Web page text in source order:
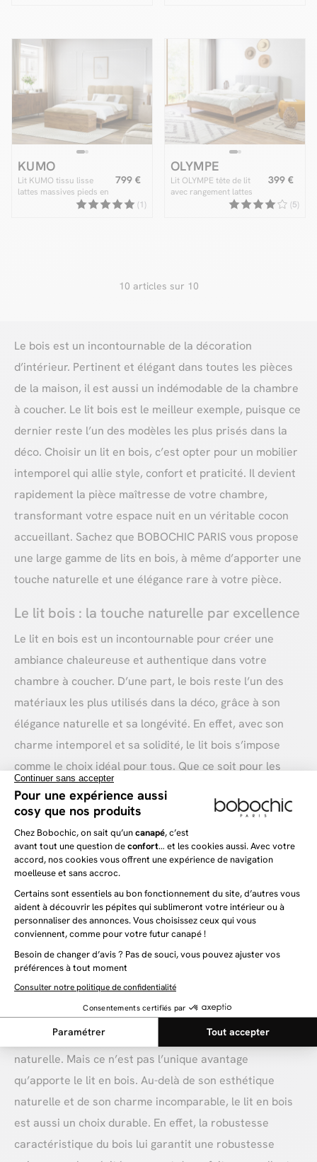
KUMO
Lit KUMO tissu lisse
lattes massives pieds en
bois naturel + Bout de lit
799 €
(1)
OLYMPE
Lit OLYMPE tête de lit
avec rangement lattes
massives et pieds en bois
399 €
(5)
10 articles sur 10
Le bois est un incontournable de la décoration
d’intérieur. Pertinent et élégant dans toutes les pièces
de la maison, il est aussi un indémodable de la chambre
à coucher. Le lit bois est le meilleur exemple, puisque ce
dernier reste l’un des modèles les plus prisés dans la
déco. Choisir un lit en bois, c’est opter pour un mobilier
intemporel qui allie style, confort et praticité. Il devient
rapidement la pièce maîtresse de votre chambre,
transformant votre espace nuit en un véritable cocon
accueillant. Sachez que BOBOCHIC PARIS vous propose
une large gamme de lits en bois, à même d’apporter une
touche naturelle et une élégance rare à votre pièce.
Le lit bois : la touche naturelle par excellence
Le lit en bois est un incontournable pour créer une
ambiance chaleureuse et authentique dans votre
chambre à coucher. D’une part, le bois reste l’un des
matériaux les plus utilisés dans la déco, grâce à son
élégance naturelle et sa longévité. En effet, avec son
charme intemporel et sa solidité, le lit bois s’impose
comme le choix idéal pour tous. Que ce soit pour les
amateurs de décoration classique, pour celles et ceux
désireux de se créer un intérieur moderne.
Avec ses différentes essences et finitions (chêne, pin,
acacia ou même le teck, idéal pour tout meuble
extérieur) le lit en bois offre une esthétique naturelle et
chaleureuse qui s’adapte facilement à la plupart des
déco. Sans compter que ce dernier vous apportera
l’élégance naturelle du bois, et ainsi qu’une touche
nature pleine de douceur et très tendance.
Pourquoi choisir un lit en bois ?
Bien évidemment, le lit bois est un choix judicieux pour
ceux qui veulent se créer une chambre élégante et
naturelle. Mais ce n’est pas l’unique avantage
qu’apporte le lit en bois. Au-delà de son esthétique
naturelle et de son charme incomparable, le lit en bois
est aussi un choix durable. En effet, la robustesse
caractéristique du bois lui garantit une robustesse